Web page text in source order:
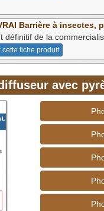
Barrière à insectes,
définitif de la
cette fiche produit
avec